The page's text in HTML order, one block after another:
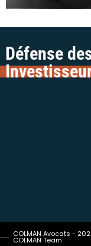
Défense
COLMAN Avocats -
COLMAN Team